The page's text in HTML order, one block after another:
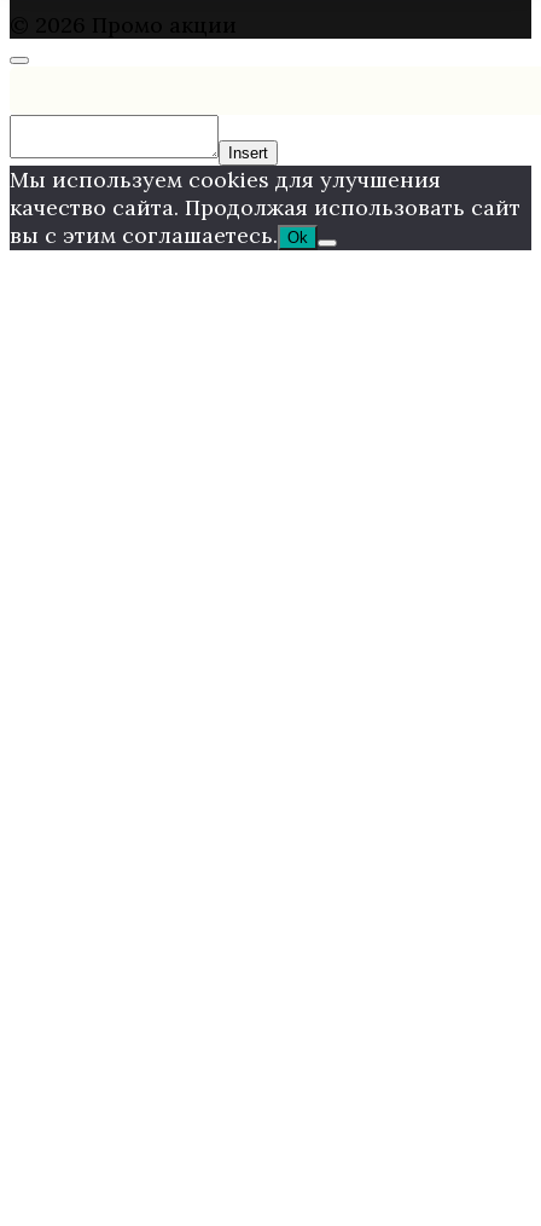
Insert
Мы используем cookies для улучшения
качество сайта. Продолжая использовать сайт
вы с этим соглашаетесь. Ok